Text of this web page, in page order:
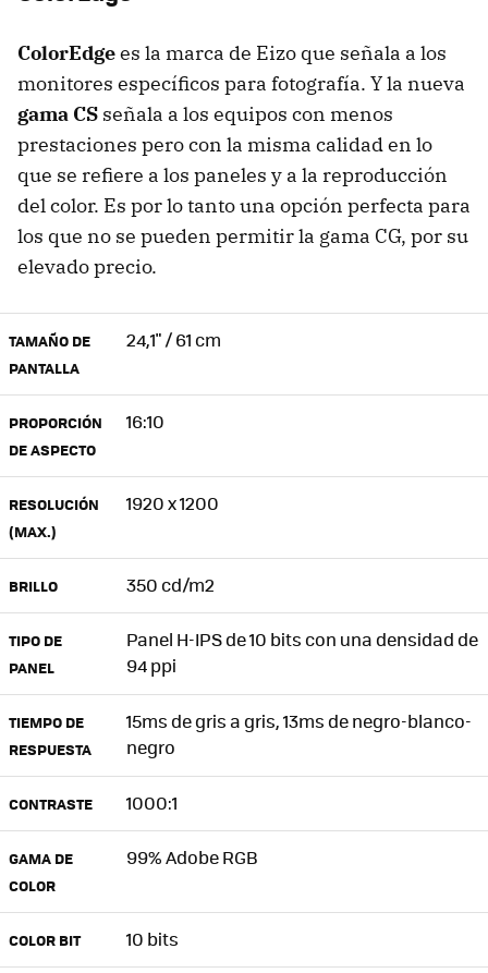
ColorEdgees la marca de Eizo que señala a los
monitores específicos para fotografía. Y la nueva
gama CS señala a los equipos con menos
prestaciones pero con la misma calidad en lo
que se refiere a los paneles y a la reproducción
del color. Es por lo tanto una opción perfecta para
los que no se pueden permitir la gama CG, por su
elevado precio.
TAMAÑO DE
PANTALLA
24,1" / 61 cm
PROPORCIÓN
DE ASPECTO‎
16:10
RESOLUCIÓN
(MAX.)‎
1920 x 1200
BRILLO‎ 350 cd/m2
TIPO DE
PANEL‎
Panel H-IPS de 10 bits con una densidad de
94 ppi
TIEMPO DE
RESPUESTA
15ms de gris a gris, 13ms de negro-blanco-
negro
CONTRASTE 1000:1
GAMA DE
COLOR
99% Adobe RGB
COLOR BIT‎ 10 bits